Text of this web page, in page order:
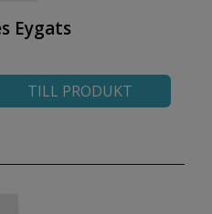
Eygats
TILL PRODUKT